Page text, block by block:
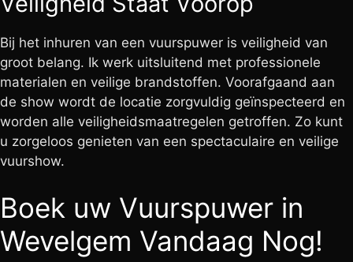
Bij het inhuren van een vuurspuwer is veiligheid van
groot belang. Ik werk uitsluitend met professionele
materialen en veilige brandstoffen. Voorafgaand aan
de show wordt de locatie zorgvuldig geïnspecteerd en
worden alle veiligheidsmaatregelen getroffen. Zo kunt
u zorgeloos genieten van een spectaculaire en veilige
vuurshow.
Boek uw Vuurspuwer in
Wevelgem Vandaag Nog!